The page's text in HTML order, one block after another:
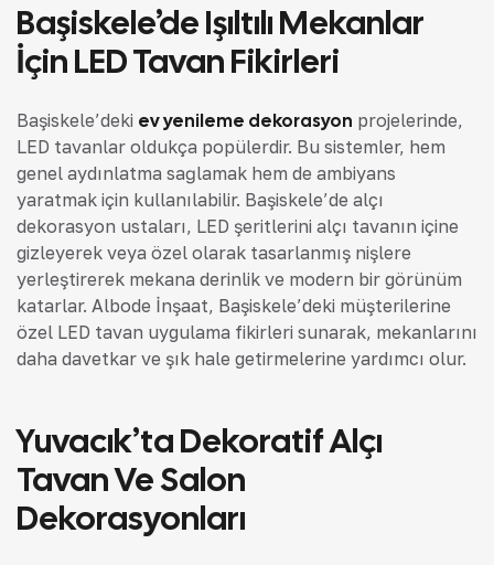
Başiskele’de Işıltılı Mekanlar
İçin LED Tavan Fikirleri
Başiskele’deki ev yenileme dekorasyon projelerinde,
LED tavanlar oldukça popülerdir. Bu sistemler, hem
genel aydınlatma sağlamak hem de ambiyans
yaratmak için kullanılabilir. Başiskele’de alçı
dekorasyon ustaları, LED şeritlerini alçı tavanın içine
gizleyerek veya özel olarak tasarlanmış nişlere
yerleştirerek mekana derinlik ve modern bir görünüm
katarlar. Albode İnşaat, Başiskele’deki müşterilerine
özel LED tavan uygulama fikirleri sunarak, mekanlarını
daha davetkar ve şık hale getirmelerine yardımcı olur.
Yuvacık’ta Dekoratif Alçı
Tavan Ve Salon
Dekorasyonları